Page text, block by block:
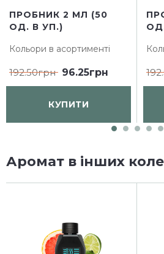
ПРОБНИК 2 МЛ (50
ОД. В УП.)
Кольори в асортименті
192.50грн 96.25грн
КУПИТИ
Аромат в інших